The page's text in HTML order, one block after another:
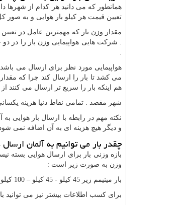
همانطور که می دانید هر کدام از
تعیین قیمت هر کیلو بار هوایی و به صور
مقدار وزن بار که مهمترین عامل در
. شرکت هایی هواپیمایی وزن بار را در
هواپیمایی مورد نظر برای ارسال می
می کشد تا بار را ارسال کند چرا که
هم اینکه بار را سریع تر ارسال می کنند
شهر مقصد . تمامی نقاط دنیا هزینه
نکته مهم در رابطه با ارسال بار هوایی
و دیگر هیچ هزینه ای به آن اضافه نمی شود
چقدر بار می توانیم به آلمان
بازه وزنی بار برای ارسال هوایی بسته
وزن به صورت زیر است :
بار مینیمم زیر 45 کیلو - 45 کیلو – 100 کیلو – 300 کیلو - 300 کیلو به بالا | هر چه میزان بار شما بیشتر شود هزینه ارسال پایین تر خواهد آمد .
برای کسب اطلاعات بیشتر نیز می توانید